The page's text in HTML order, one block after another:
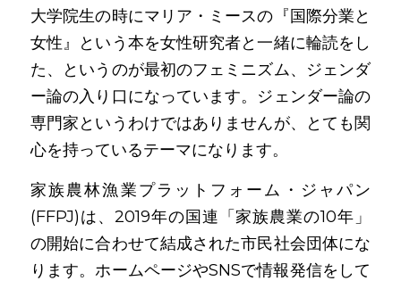
大学院生の時にマリア・ミースの『国際分業と
女性』という本を女性研究者と一緒に輪読をし
た、というのが最初のフェミニズム、ジェンダ
ー論の入り口になっています。ジェンダー論の
専門家というわけではありませんが、とても関
心を持っているテーマになります。
家族農林漁業プラットフォーム・ジャパン
(FFPJ)は、2019年の国連「家族農業の10年」
の開始に合わせて結成された市民社会団体にな
ります。ホームページやSNSで情報発信をして